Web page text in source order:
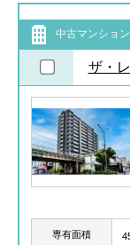
中古マンション
ザ・
専有面積